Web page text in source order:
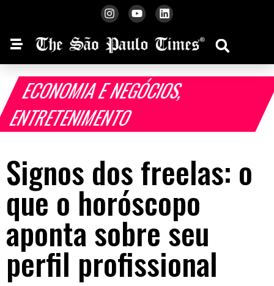
ECONOMIA E NEGÓCIOS
,
ENTRETENIMENTO
Signos dos freelas: o
que o horóscopo
aponta sobre seu
perfil profissional